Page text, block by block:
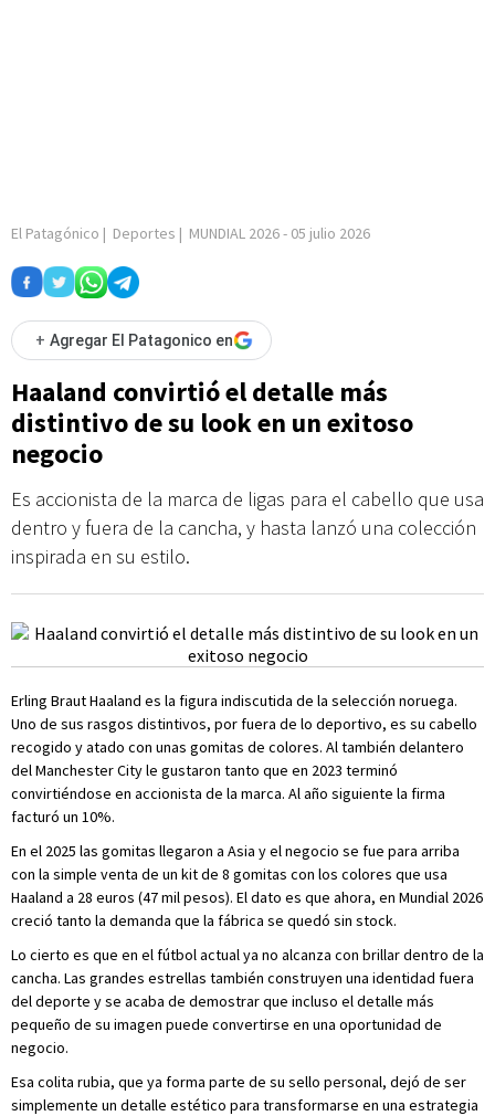
El Patagónico | Deportes | MUNDIAL 2026- 05 julio 2026
+ Agregar El Patagonico en
Haaland convirtió el detalle más
distintivo de su look en un exitoso
negocio
Es accionista de la marca de ligas para el cabello que usa
dentro y fuera de la cancha, y hasta lanzó una colección
inspirada en su estilo.
Erling Braut Haaland es la figura indiscutida de la selección noruega.
Uno de sus rasgos distintivos, por fuera de lo deportivo, es su cabello
recogido y atado con unas gomitas de colores. Al también delantero
del Manchester City le gustaron tanto que en 2023 terminó
convirtiéndose en accionista de la marca. Al año siguiente la firma
facturó un 10%.
En el 2025 las gomitas llegaron a Asia y el negocio se fue para arriba
con la simple venta de un kit de 8 gomitas con los colores que usa
Haaland a 28 euros (47 mil pesos). El dato es que ahora, en Mundial 2026
creció tanto la demanda que la fábrica se quedó sin stock.
Lo cierto es que en el fútbol actual ya no alcanza con brillar dentro de la
cancha. Las grandes estrellas también construyen una identidad fuera
del deporte y se acaba de demostrar que incluso el detalle más
pequeño de su imagen puede convertirse en una oportunidad de
negocio.
Esa colita rubia, que ya forma parte de su sello personal, dejó de ser
simplemente un detalle estético para transformarse en una estrategia